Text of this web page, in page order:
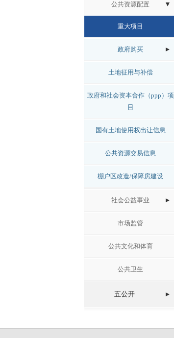
公共资源配置
重大项目
政府购买
土地征用与补偿
政府和社会资本合作（ppp）项
目
国有土地使用权出让信息
公共资源交易信息
棚户区改造/保障房建设
社会公益事业
市场监管
公共文化和体育
公共卫生
五公开